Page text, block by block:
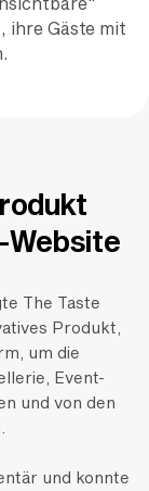
ihre Gäste mit
Website
The Taste
Produkt,
um die
Event-
und von den
und konnte